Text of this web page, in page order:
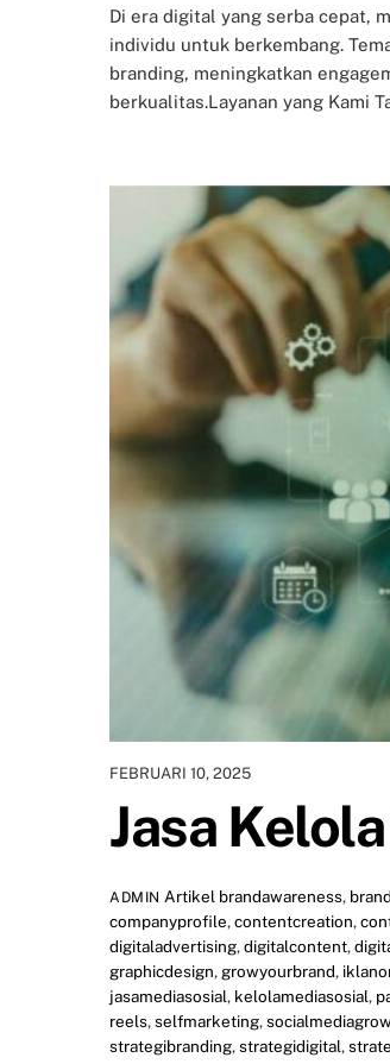
Di era digital yang serba cepat,
individu untuk berkembang.
branding, meningkatkan
berkualitas.Layanan yang Kami
FEBRUARI 10, 2025
Jasa
ADMIN Artikel brandawareness,
companyprofile,contentcreation,
digitaladvertising,digitalcontent,
graphicdesign,growyourbrand,
jasamediasosial, kelolamediasosial,
reels,selfmarketing,
strategibranding,strategidigital,